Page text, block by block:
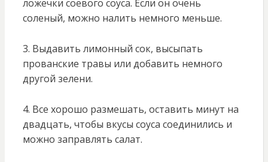
ложечки соевого соуса. Если он очень
соленый, можно налить немного меньше.
3. Выдавить лимонный сок, высыпать
прованские травы или добавить немного
другой зелени.
4. Все хорошо размешать, оставить минут на
двадцать, чтобы вкусы соуса соединились и
можно заправлять салат.